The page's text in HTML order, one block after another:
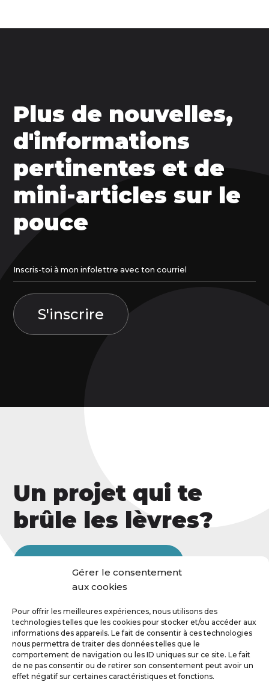
Gérer le consentement
aux cookies
Pour offrir les meilleures expériences, nous utilisons des
technologies telles que les cookies pour stocker et/ou accéder aux
informations des appareils. Le fait de consentir à ces technologies
nous permettra de traiter des données telles que le
comportement de navigation ou les ID uniques sur ce site. Le fait
de ne pas consentir ou de retirer son consentement peut avoir un
effet négatif sur certaines caractéristiques et fonctions.
Plus de nouvelles,
d'informations
pertinentes et de
mini-articles sur le
pouce
Un projet qui te
brûle les lèvres?